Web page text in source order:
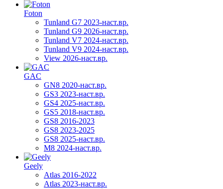
Foton
Tunland G7 2023-наст.вр.
Tunland G9 2026-наст.вр.
Tunland V7 2024-наст.вр.
Tunland V9 2024-наст.вр.
View 2026-наст.вр.
GAC
GN8 2020-наст.вр.
GS3 2023-наст.вр.
GS4 2025-наст.вр.
GS5 2018-наст.вр.
GS8 2016-2023
GS8 2023-2025
GS8 2025-наст.вр.
M8 2024-наст.вр.
Geely
Atlas 2016-2022
Atlas 2023-наст.вр.